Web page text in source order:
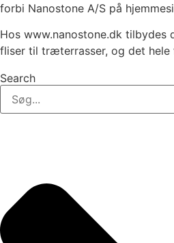
forbi Nanostone A/S på
Hos www.nanostone.dk tilbydes
fliser til træterrasser, og det hele
Search